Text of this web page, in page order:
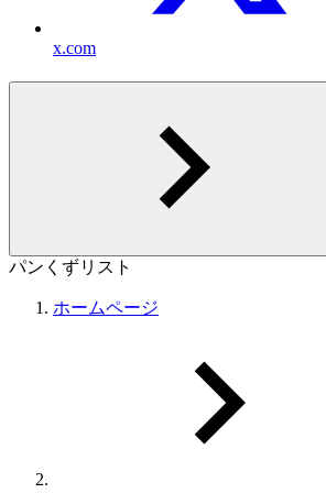
x.com
パンくずリスト
ホームページ